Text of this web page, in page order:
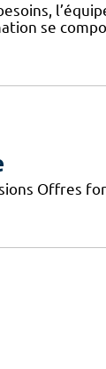
se
Offres